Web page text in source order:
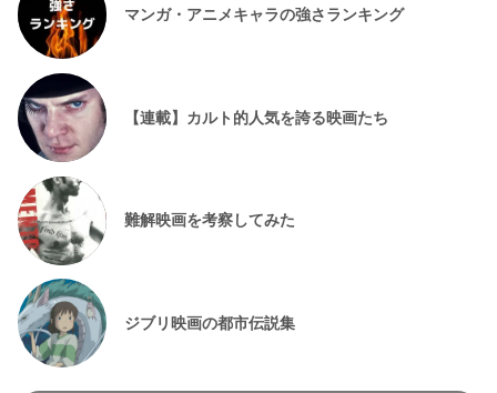
マンガ・アニメキャラの強さランキング
【連載】カルト的人気を誇る映画たち
難解映画を考察してみた
ジブリ映画の都市伝説集